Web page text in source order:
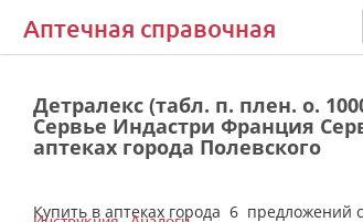
Аптечная справочная
Детралекс (табл. п. плен. о.
Сервье Индастри Франция
аптеках города Полевского
Купить в аптеках города 6 предложений